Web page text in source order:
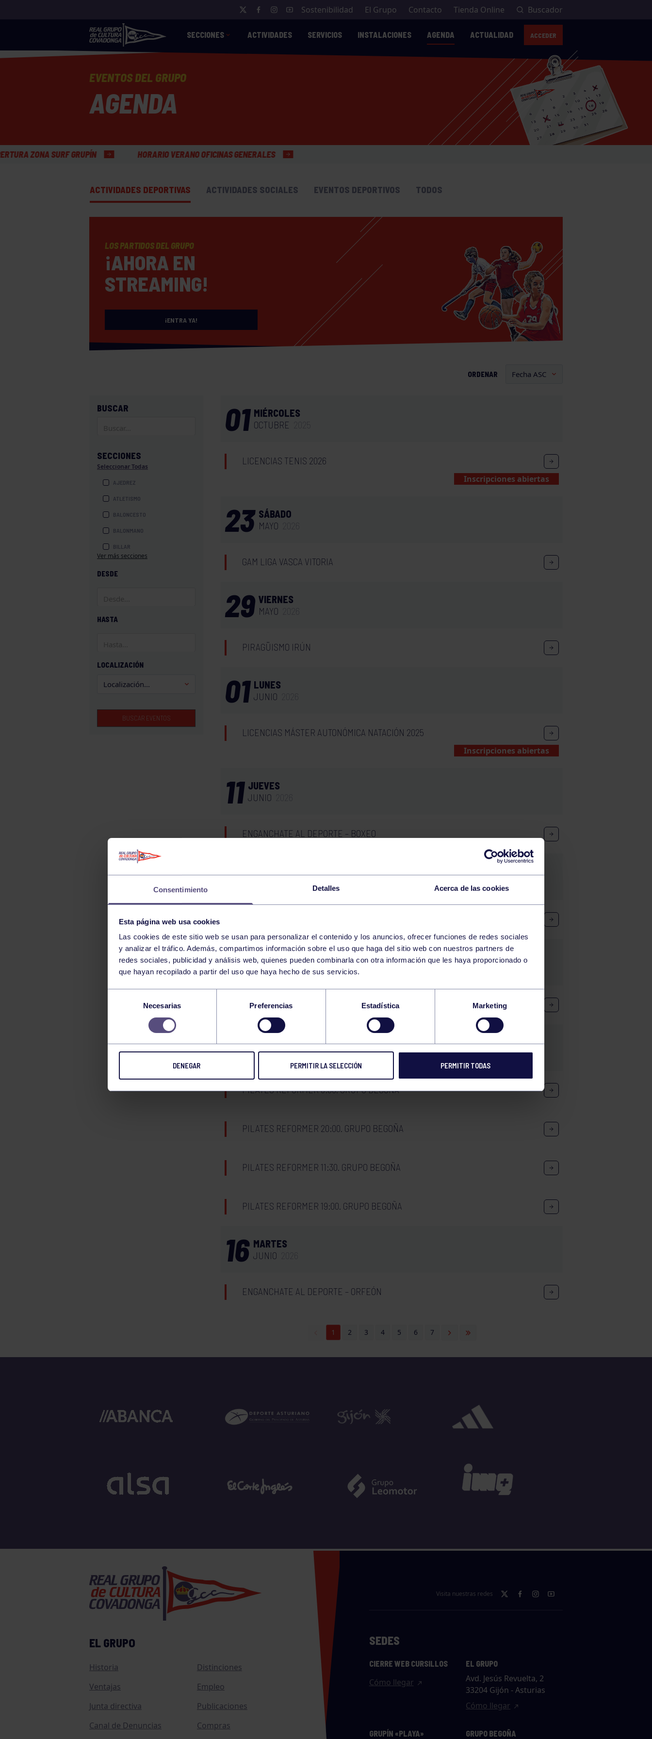
Consentimiento Detalles Acerca de las cookies
Esta página web usa cookies
Las cookies de este sitio web se usan para personalizar el contenido y los anuncios, ofrecer funciones de redes sociales
y analizar el tráfico. Además, compartimos información sobre el uso que haga del sitio web con nuestros partners de
redes sociales, publicidad y análisis web, quienes pueden combinarla con otra información que les haya proporcionado o
que hayan recopilado a partir del uso que haya hecho de sus servicios.
consentimiento
Necesarias Preferencias Estadística Marketing
DENEGAR PERMITIR LA SELECCIÓN PERMITIR TODAS
Sostenibilidad El Grupo Contacto Tienda Online Buscador
SECCIONES ACTIVIDADES SERVICIOS INSTALACIONES AGENDA ACTUALIDAD ACCEDER
EVENTOS DEL GRUPO
AGENDA
HORARIO VERANO OFICINAS GENERALES
ACTIVIDADES DEPORTIVAS ACTIVIDADES SOCIALES EVENTOS DEPORTIVOS TODOS
LOS PARTIDOS DEL GRUPO
¡AHORA EN
STREAMING!
¡ENTRA YA!
ORDENAR
BUSCAR
SECCIONES
Seleccionar Todas
AJEDREZ
ATLETISMO
BALONCESTO
BALONMANO
BILLAR
BOXEO
KÁRATE
RUGBY
Ver más secciones
DESDE
HASTA
LOCALIZACIÓN
BUSCAR EVENTOS
01 MIÉRCOLES
OCTUBRE
LICENCIAS TENIS 2026
Inscripciones abiertas
23 SÁBADO
MAYO
GAM LIGA VASCA VITORIA
29 VIERNES
MAYO
PIRAGÜISMO IRÚN
01 LUNES
JUNIO
LICENCIAS MÁSTER AUTONÓMICA NATACIÓN 2025
Inscripciones abiertas
11 JUEVES
JUNIO
ENGANCHATE AL DEPORTE – BOXEO
12
13 SÁBADO
JUNIO 2026
WOD 12:00-12:30 GIMNASIO
15 LUNES
JUNIO 2026
PILATES REFORMER 8:30. GRUPO BEGOÑA
PILATES REFORMER 20:00. GRUPO BEGOÑA
PILATES REFORMER 11:30. GRUPO BEGOÑA
PILATES REFORMER 19:00. GRUPO BEGOÑA
16 MARTES
JUNIO
ENGANCHATE AL DEPORTE – ORFEÓN
1 2 3 4 5 6 7
EL GRUPO
Historia
Distinciones
Ventajas
Empleo
Junta directiva
Publicaciones
Canal de Denuncias
Compras
Visita nuestras redes
SEDES
CIERRE WEB CURSILLOS
Cómo llegar
EL GRUPO
Avd. Jesús Revuelta, 2
33204 Gijón - Asturias
Cómo llegar
GRUPÍN «PLAYA» GRUPO BEGOÑA